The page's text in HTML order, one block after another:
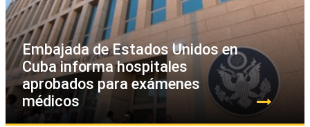
Embajada de Estados Unidos en
Cuba informa hospitales
aprobados para exámenes
médicos